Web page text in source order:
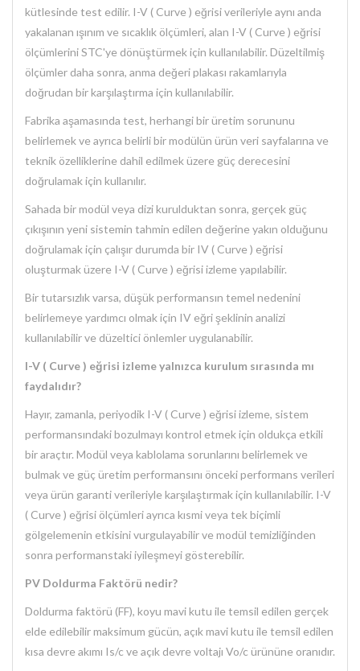
kütlesinde test edilir. I-V ( Curve ) eğrisi verileriyle aynı anda
yakalanan ışınım ve sıcaklık ölçümleri, alan I-V ( Curve ) eğrisi
ölçümlerini STC'ye dönüştürmek için kullanılabilir. Düzeltilmiş
ölçümler daha sonra, anma değeri plakası rakamlarıyla
doğrudan bir karşılaştırma için kullanılabilir.
Fabrika aşamasında test, herhangi bir üretim sorununu
belirlemek ve ayrıca belirli bir modülün ürün veri sayfalarına ve
teknik özelliklerine dahil edilmek üzere güç derecesini
doğrulamak için kullanılır.
Sahada bir modül veya dizi kurulduktan sonra, gerçek güç
çıkışının yeni sistemin tahmin edilen değerine yakın olduğunu
doğrulamak için çalışır durumda bir IV ( Curve ) eğrisi
oluşturmak üzere I-V ( Curve ) eğrisi izleme yapılabilir.
Bir tutarsızlık varsa, düşük performansın temel nedenini
belirlemeye yardımcı olmak için IV eğri şeklinin analizi
kullanılabilir ve düzeltici önlemler uygulanabilir.
I-V ( Curve ) eğrisi izleme yalnızca kurulum sırasında mı
faydalıdır?
Hayır, zamanla, periyodik I-V ( Curve ) eğrisi izleme, sistem
performansındaki bozulmayı kontrol etmek için oldukça etkili
bir araçtır. Modül veya kablolama sorunlarını belirlemek ve
bulmak ve güç üretim performansını önceki performans verileri
veya ürün garanti verileriyle karşılaştırmak için kullanılabilir. I-V
( Curve ) eğrisi ölçümleri ayrıca kısmi veya tek biçimli
gölgelemenin etkisini vurgulayabilir ve modül temizliğinden
sonra performanstaki iyileşmeyi gösterebilir.
PV Doldurma Faktörü nedir?
Doldurma faktörü (FF), koyu mavi kutu ile temsil edilen gerçek
elde edilebilir maksimum gücün, açık mavi kutu ile temsil edilen
kısa devre akımı Is/c ve açık devre voltajı Vo/c ürününe oranıdır.